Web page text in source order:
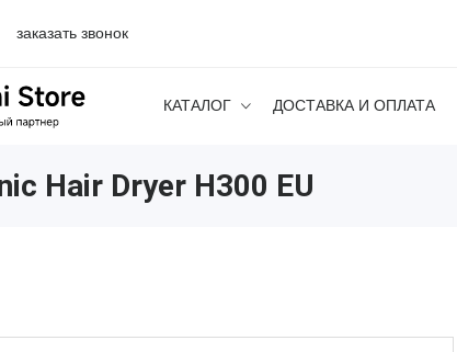
заказать звонок
КАТАЛОГ ДОСТАВКА И ОПЛАТА
Hair Dryer H300 EU